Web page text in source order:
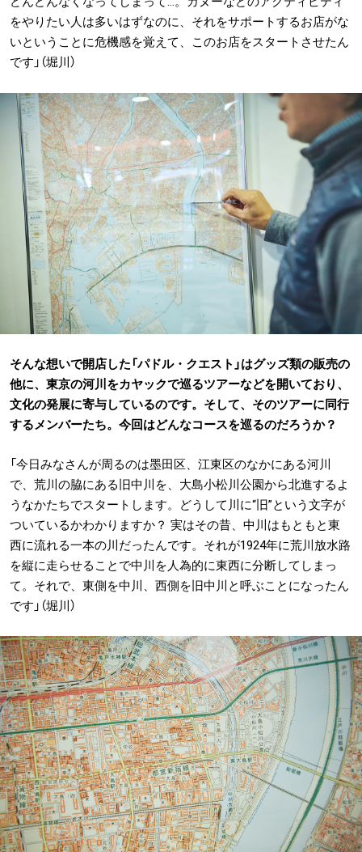
をやりたい人は多いはずなのに、それをサポートするお店がな
いということに危機感を覚えて、このお店をスタートさせたん
です」（堀川）
そんな想いで開店した「パドル・クエスト」はグッズ類の販売の
他に、東京の河川をカヤックで巡るツアーなどを開いており、
文化の発展に寄与しているのです。そして、そのツアーに同行
するメンバーたち。今回はどんなコースを巡るのだろうか？
「今日みなさんが周るのは墨田区、江東区のなかにある河川
で、荒川の脇にある旧中川を、大島小松川公園から北進するよ
うなかたちでスタートします。どうして川に“旧”という文字が
ついているかわかりますか？ 実はその昔、中川はもともと東
西に流れる一本の川だったんです。それが1924年に荒川放水路
を縦に走らせることで中川を人為的に東西に分断してしまっ
て。それで、東側を中川、西側を旧中川と呼ぶことになったん
です」（堀川）